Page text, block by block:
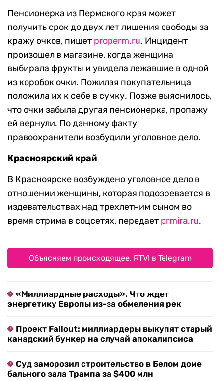
Пенсионерка из Пермского края может
получить срок до двух лет лишения свободы за
кражу очков, пишет properm.ru. Инцидент
произошел в магазине, когда женщина
выбирала фрукты и увидела лежавшие в одной
из коробок очки. Пожилая покупательница
положила их к себе в сумку. Позже выяснилось,
что очки забыла другая пенсионерка, пропажу
ей вернули. По данному факту
правоохранители возбудили уголовное дело.
Красноярский край
В Красноярске возбуждено уголовное дело в
отношении женщины, которая подозревается в
издевательствах над трехлетним сыном во
время стрима в соцсетях, передает prmira.ru.
Объясняем происходящее. RTVI в Telegram
«Миллиардные расходы». Что ждет
энергетику Европы из-за обмеления рек
Проект Fallout: миллиардеры выкупят старый
канадский бункер на случай апокалипсиса
Суд заморозил строительство в Белом доме
бального зала Трампа за $400 млн